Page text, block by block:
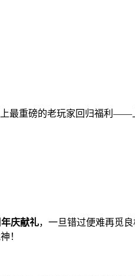
最重磅的老玩家回归福利——
年庆献礼，一旦错过便难再觅
！